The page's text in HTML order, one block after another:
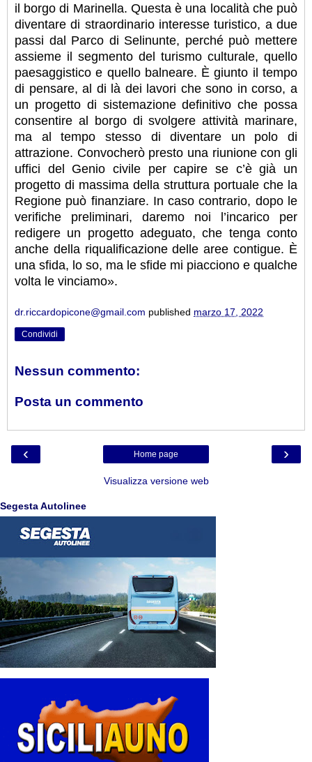
il borgo di Marinella. Questa è una località che può
diventare di straordinario interesse turistico, a due
passi dal Parco di Selinunte, perché può mettere
assieme il segmento del turismo culturale, quello
paesaggistico e quello balneare. È giunto il tempo
di pensare, al di là dei lavori che sono in corso, a
un progetto di sistemazione definitivo che possa
consentire al borgo di svolgere attività marinare,
ma al tempo stesso di diventare un polo di
attrazione. Convocherò presto una riunione con gli
uffici del Genio civile per capire se c’è già un
progetto di massima della struttura portuale che la
Regione può finanziare. In caso contrario, dopo le
verifiche preliminari, daremo noi l’incarico per
redigere un progetto adeguato, che tenga conto
anche della riqualificazione delle aree contigue. È
una sfida, lo so, ma le sfide mi piacciono e qualche
volta le vinciamo».
dr.riccardopicone@gmail.com published marzo 17, 2022
Condividi
Nessun commento:
Posta un commento
‹ ›
Home page
Visualizza versione web
Segesta Autolinee